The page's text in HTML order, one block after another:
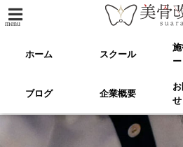
menu
ホーム スクール
ー
ブログ 企業概要
せ